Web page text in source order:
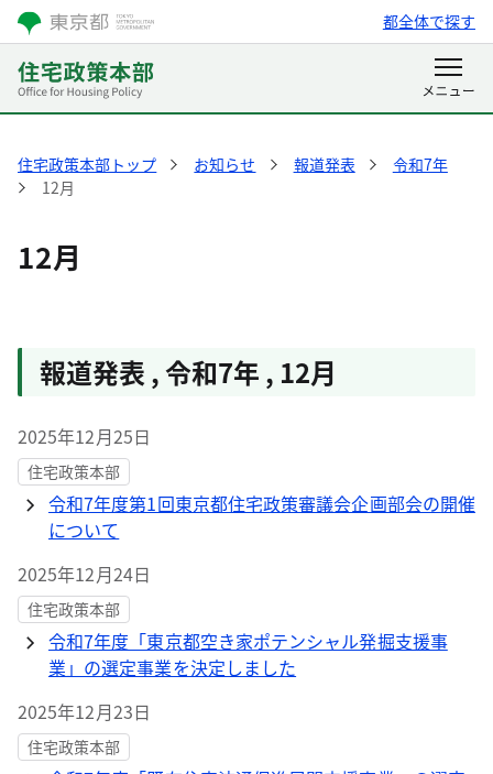
都全体で探す
住宅政策本部トップ お知らせ 報道発表
令和7年
12月
12月
報道発表 ,令和7年 , 12月
2025年12月25日
住宅政策本部
令和7年度第1回東京都住宅政策審議会企画部会の開催
について
2025年12月24日
住宅政策本部
令和7年度「東京都空き家ポテンシャル発掘支援事
業」の選定事業を決定しました
2025年12月23日
住宅政策本部